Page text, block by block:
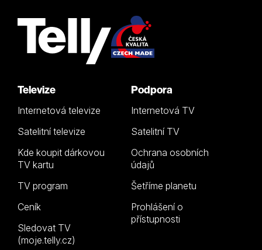
Televize
Internetová televize
Satelitní televize
Kde koupit dárkovou
TV kartu
TV program
Ceník
Sledovat TV
(moje.telly.cz)
Podpora
Internetová TV
Satelitní TV
Ochrana osobních
údajů
Šetříme planetu
Prohlášení o
přístupnosti